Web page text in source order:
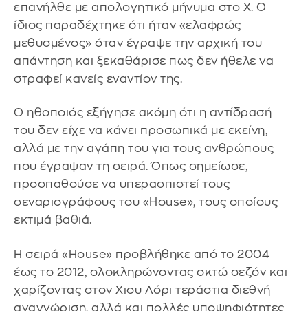
επανήλθε με απολογητικό μήνυμα στο Χ. Ο
ίδιος παραδέχτηκε ότι ήταν «ελαφρώς
μεθυσμένος» όταν έγραψε την αρχική του
απάντηση και ξεκαθάρισε πως δεν ήθελε να
στραφεί κανείς εναντίον της.
Ο ηθοποιός εξήγησε ακόμη ότι η αντίδρασή
του δεν είχε να κάνει προσωπικά με εκείνη,
αλλά με την αγάπη του για τους ανθρώπους
που έγραψαν τη σειρά. Όπως σημείωσε,
προσπαθούσε να υπερασπιστεί τους
σεναριογράφους του «House», τους οποίους
εκτιμά βαθιά.
Η σειρά «House» προβλήθηκε από το 2004
έως το 2012, ολοκληρώνοντας οκτώ σεζόν και
χαρίζοντας στον Χιου Λόρι τεράστια διεθνή
αναγνώριση, αλλά και πολλές υποψηφιότητες